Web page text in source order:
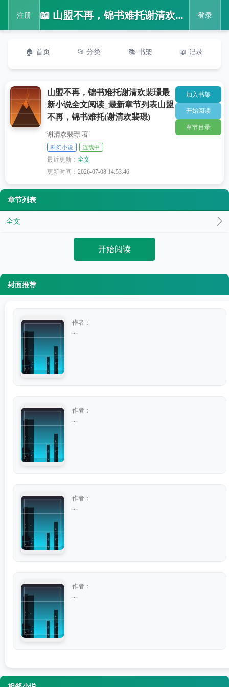
注册 📖 山盟不再，锦书难托谢清欢裴璟最新小说全文阅读_最新章节列表山盟不再，锦书难托(谢清欢裴璟) 登录
🏠 首页 📂 分类 📚 书架 📖 记录
山盟不再，锦书难托谢清欢裴璟最
新小说全文阅读_最新章节列表山盟
不再，锦书难托(谢清欢裴璟)
谢清欢裴璟 著
科幻小说 连载中
最近更新：全文
更新时间：2026-07-08 14:53:46
加入书架
开始阅读
章节目录
章节列表
全文
开始阅读
封面推荐
作者：
作者：
作者：
作者：